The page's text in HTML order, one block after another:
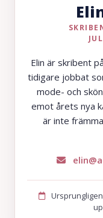
Elin är skribent
tidigare jobbat
mode- och
emot årets nya
är inte